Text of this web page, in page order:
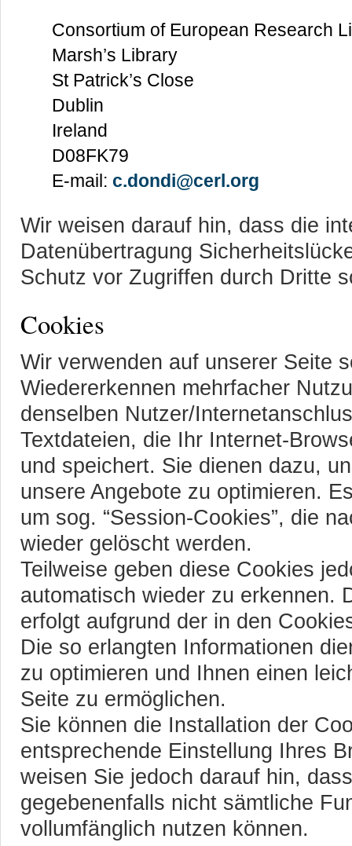
Consortium of European Research
Marsh’s Library
St Patrick’s Close
Dublin
Ireland
D08FK79
E-mail: c.dondi@cerl.org
Wir weisen darauf hin, dass die
Datenübertragung
Schutz vor Zugriffen durch Dritte
Cookies
Wir verwenden auf unserer Seite
Wiedererkennen mehrfacher
denselben Nutzer/
Textdateien, die Ihr Internet-
und speichert. Sie dienen dazu,
unsere Angebote zu optimieren.
um sog. “Session-Cookies”, die
wieder gelöscht werden.
Teilweise geben diese Cookies
automatisch wieder zu erkennen.
erfolgt aufgrund der in den
Die so erlangten Informationen
zu optimieren und Ihnen einen
Seite zu ermöglichen.
Sie können die Installation der
entsprechende Einstellung Ihres
weisen Sie jedoch darauf hin,
gegebenenfalls nicht sämtliche
vollumfänglich nutzen können.